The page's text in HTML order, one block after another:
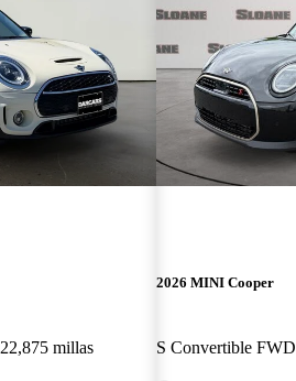
22,875 millas
2026 MINI Cooper
S Convertible FWD